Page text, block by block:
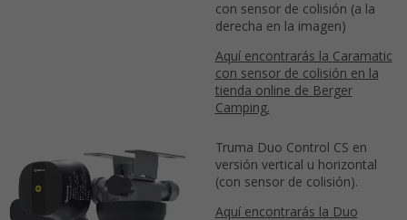
con sensor de colisión (a la
derecha en la imagen)
Aquí encontrarás la Caramatic
con sensor de colisión en la
tienda online de Berger
Camping.
Truma Duo Control CS en
versión vertical u horizontal
(con sensor de colisión).
Aquí encontrarás la Duo